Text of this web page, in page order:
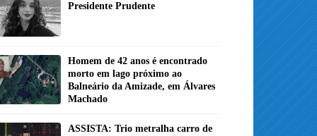
Presidente Prudente
Homem de 42 anos é encontrado
morto em lago próximo ao
Balneário da Amizade, em Álvares
Machado
ASSISTA: Trio metralha carro de